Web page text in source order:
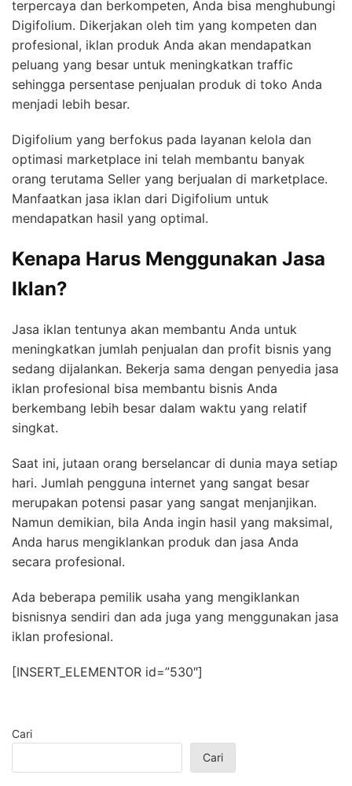
terpercaya dan berkompeten, Anda bisa menghubungi
Digifolium. Dikerjakan oleh tim yang kompeten dan
profesional, iklan produk Anda akan mendapatkan
peluang yang besar untuk meningkatkan traffic
sehingga persentase penjualan produk di toko Anda
menjadi lebih besar.
Digifolium yang berfokus pada layanan kelola dan
optimasi marketplace ini telah membantu banyak
orang terutama Seller yang berjualan di marketplace.
Manfaatkan jasa iklan dari Digifolium untuk
mendapatkan hasil yang optimal.
Kenapa Harus Menggunakan Jasa
Iklan?
Jasa iklan tentunya akan membantu Anda untuk
meningkatkan jumlah penjualan dan profit bisnis yang
sedang dijalankan. Bekerja sama dengan penyedia jasa
iklan profesional bisa membantu bisnis Anda
berkembang lebih besar dalam waktu yang relatif
singkat.
Saat ini, jutaan orang berselancar di dunia maya setiap
hari. Jumlah pengguna internet yang sangat besar
merupakan potensi pasar yang sangat menjanjikan.
Namun demikian, bila Anda ingin hasil yang maksimal,
Anda harus mengiklankan produk dan jasa Anda
secara profesional.
Ada beberapa pemilik usaha yang mengiklankan
bisnisnya sendiri dan ada juga yang menggunakan jasa
iklan profesional.
[INSERT_ELEMENTOR id=”530″]
Cari
Cari